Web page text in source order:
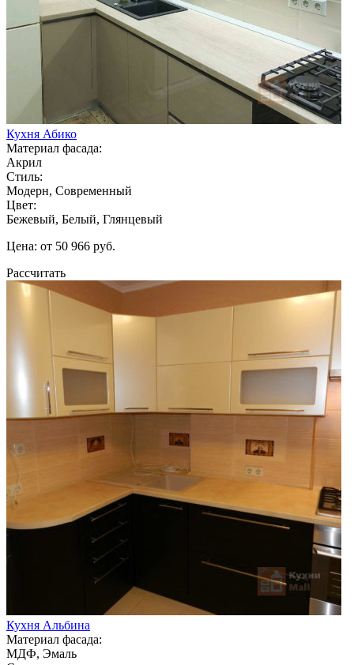
Кухня Абико
Материал фасада:
Акрил
Стиль:
Модерн, Современный
Цвет:
Бежевый, Белый, Глянцевый
Цена: от 50 966 руб.
Рассчитать
Кухня Альбина
Материал фасада:
МДФ, Эмаль